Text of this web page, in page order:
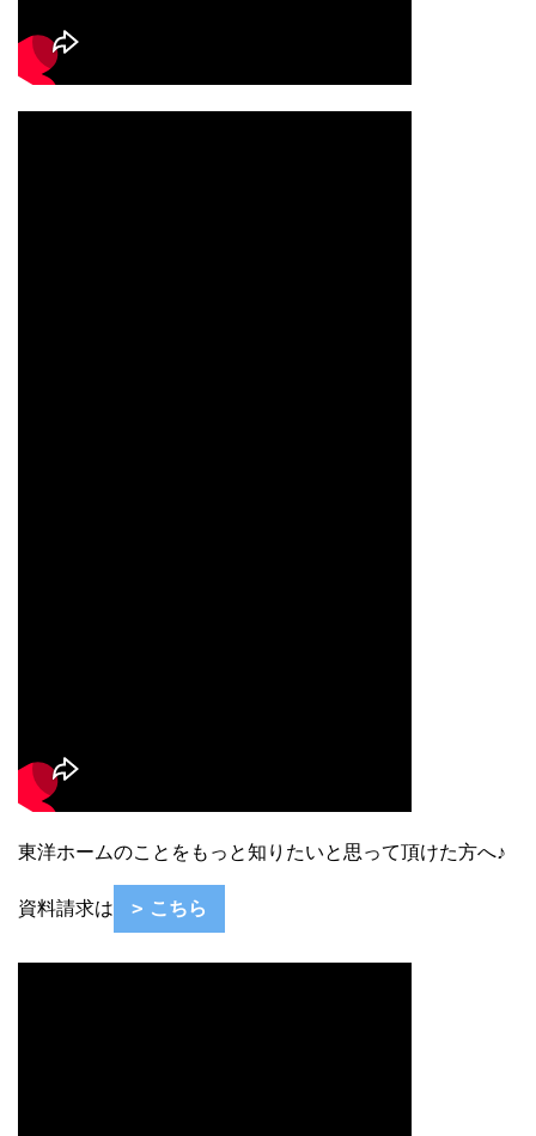
東洋ホームのことをもっと知りたいと思って頂けた方へ♪
資料請求は こちら